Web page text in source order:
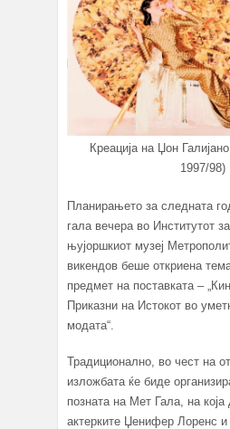
Креација на Џон
1997/98)
Планирањето за следната
гала вечера во Институтот
њујоршкиот музеј
викендов беше откриена
предмет на поставката –
Приказни на Истокот во
модата“.
Традиционално, во чест на
изложбата ќе биде
позната на Мет Гала, на
актерките Џенифер Лоренс